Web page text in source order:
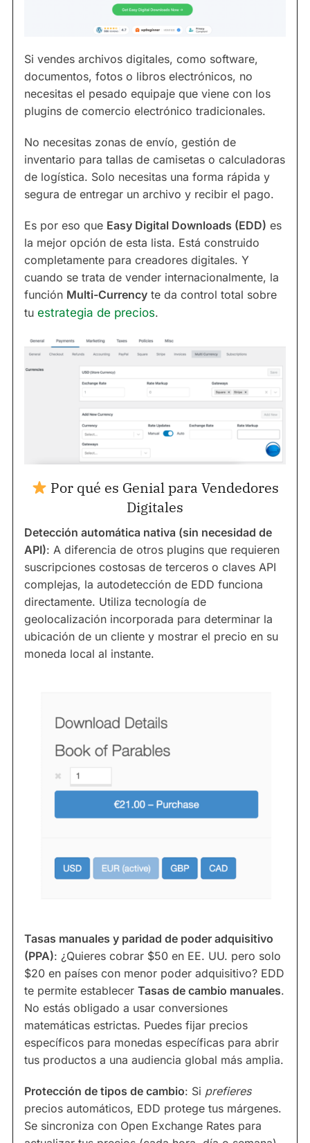
Si vendes archivos digitales, como software,
documentos, fotos o libros electrónicos, no
necesitas el pesado equipaje que viene con los
plugins de comercio electrónico tradicionales.
No necesitas zonas de envío, gestión de
inventario para tallas de camisetas o calculadoras
de logística. Solo necesitas una forma rápida y
segura de entregar un archivo y recibir el pago.
Es por eso que Easy Digital Downloads (EDD) es
la mejor opción de esta lista. Está construido
completamente para creadores digitales. Y
cuando se trata de vender internacionalmente, la
función Multi-Currency te da control total sobre
tu estrategia de precios.
Por qué es Genial para Vendedores
Digitales
Detección automática nativa (sin necesidad de
API): A diferencia de otros plugins que requieren
suscripciones costosas de terceros o claves API
complejas, la autodetección de EDD funciona
directamente. Utiliza tecnología de
geolocalización incorporada para determinar la
ubicación de un cliente y mostrar el precio en su
moneda local al instante.
Tasas manuales y paridad de poder adquisitivo
(PPA): ¿Quieres cobrar $50 en EE. UU. pero solo
$20 en países con menor poder adquisitivo? EDD
te permite establecer Tasas de cambio manuales.
No estás obligado a usar conversiones
matemáticas estrictas. Puedes fijar precios
específicos para monedas específicas para abrir
tus productos a una audiencia global más amplia.
Protección de tipos de cambio: Si prefieres
precios automáticos, EDD protege tus márgenes.
Se sincroniza con Open Exchange Rates para